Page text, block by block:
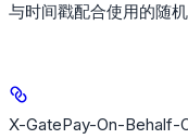
与时间戳配合使用的随
X-GatePay-On-Behalf-